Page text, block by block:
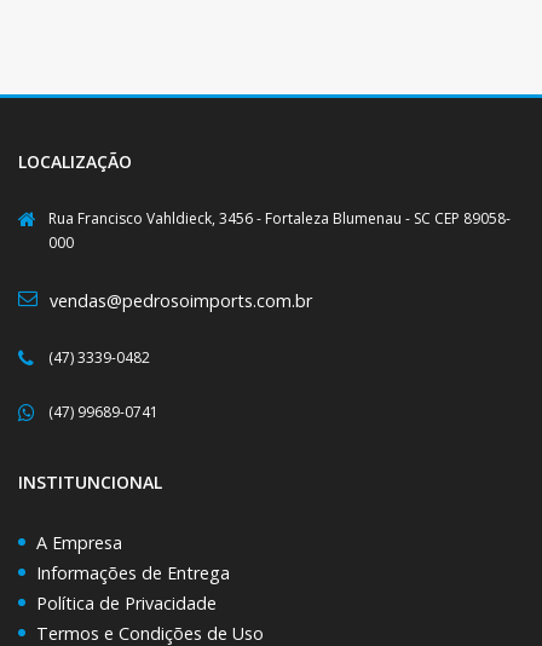
LOCALIZAÇÃO
Rua Francisco Vahldieck, 3456 - Fortaleza Blumenau - SC CEP 89058-
000
vendas@pedrosoimports.com.br
(47) 3339-0482
(47) 99689-0741
INSTITUNCIONAL
A Empresa
Informações de Entrega
Política de Privacidade
Termos e Condições de Uso